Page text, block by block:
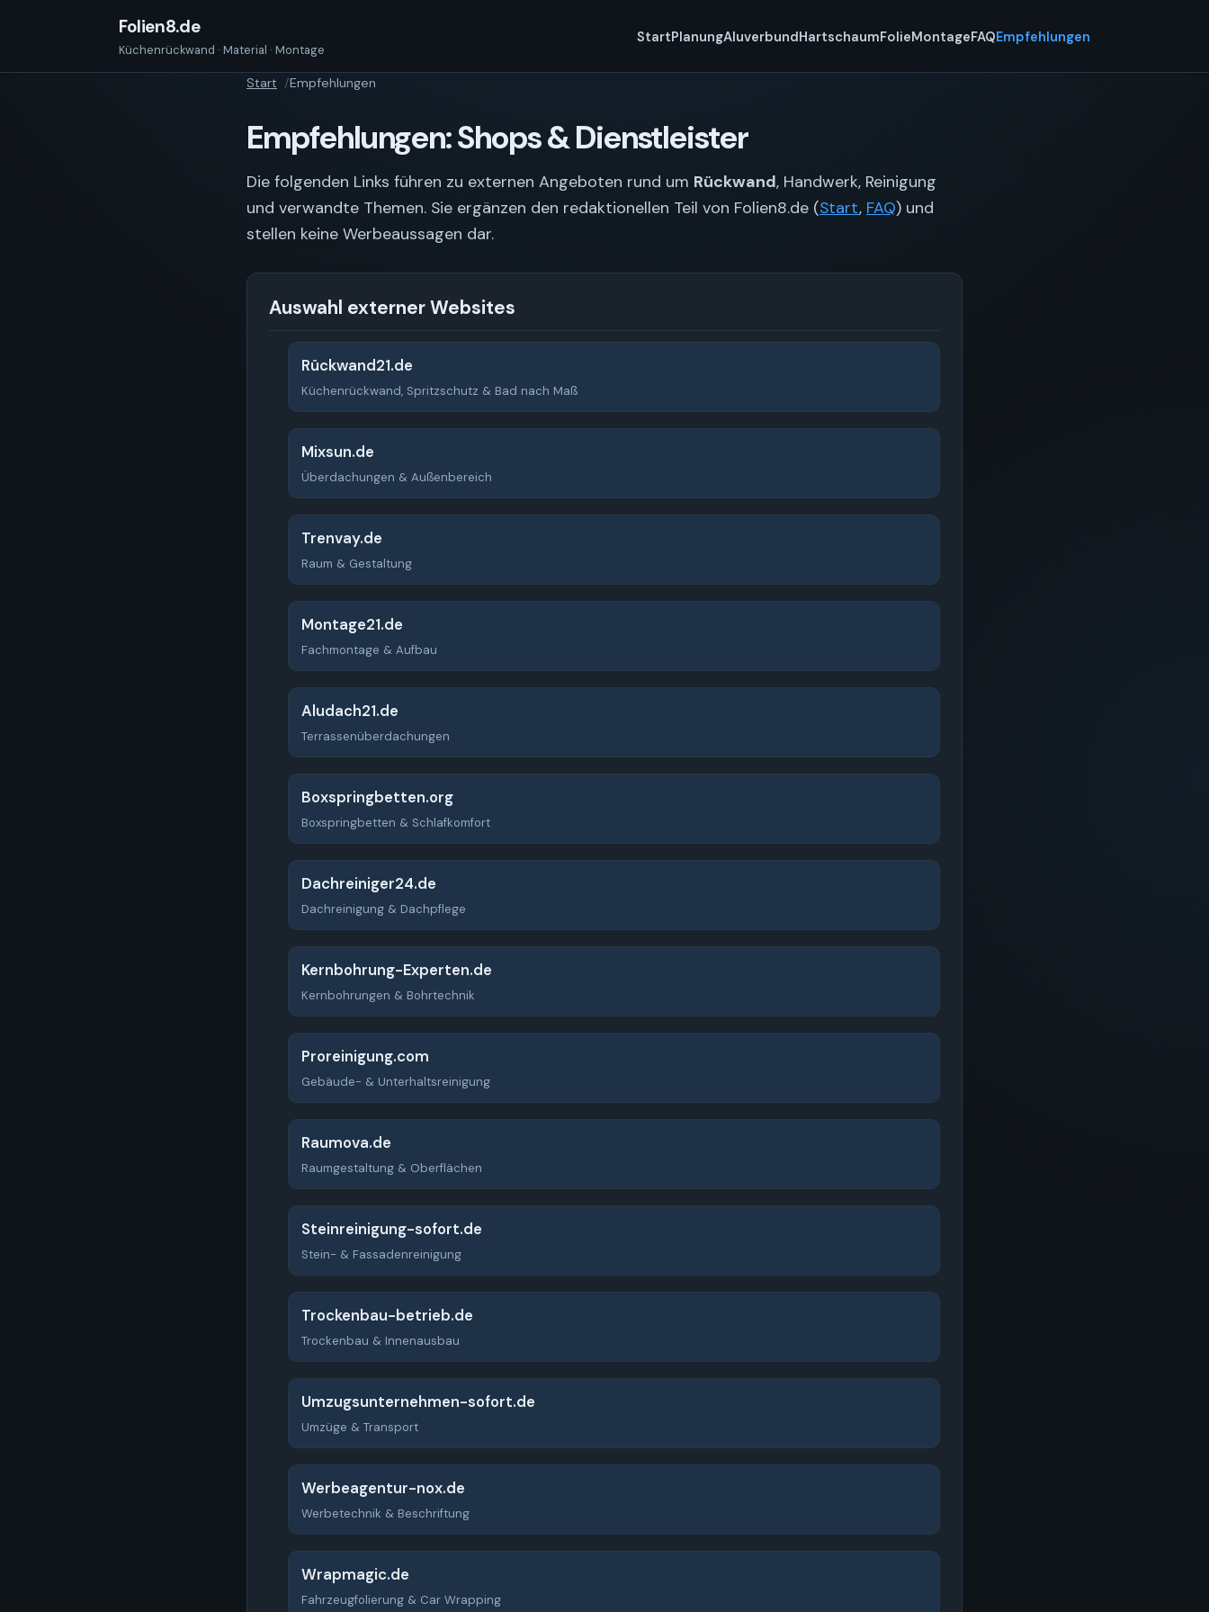
Folien8.de
Küchenrückwand · Material · Montage
StartPlanungAluverbundHartschaumFolieMontageFAQEmpfehlungen
Start Empfehlungen
Empfehlungen: Shops & Dienstleister
Die folgenden Links führen zu externen Angeboten rund um Rückwand, Handwerk, Reinigung
und verwandte Themen. Sie ergänzen den redaktionellen Teil von Folien8.de (Start, FAQ) und
stellen keine Werbeaussagen dar.
Auswahl externer Websites
Rückwand21.de
Küchenrückwand, Spritzschutz & Bad nach Maß
Mixsun.de
Überdachungen & Außenbereich
Trenvay.de
Raum & Gestaltung
Montage21.de
Fachmontage & Aufbau
Aludach21.de
Terrassenüberdachungen
Boxspringbetten.org
Boxspringbetten & Schlafkomfort
Dachreiniger24.de
Dachreinigung & Dachpflege
Kernbohrung-Experten.de
Kernbohrungen & Bohrtechnik
Proreinigung.com
Gebäude- & Unterhaltsreinigung
Raumova.de
Raumgestaltung & Oberflächen
Steinreinigung-sofort.de
Stein- & Fassadenreinigung
Trockenbau-betrieb.de
Trockenbau & Innenausbau
Umzugsunternehmen-sofort.de
Umzüge & Transport
Werbeagentur-nox.de
Werbetechnik & Beschriftung
Wrapmagic.de
Fahrzeugfolierung & Car Wrapping